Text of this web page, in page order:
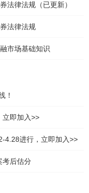
法律法规（已更新）
法律法规
市场基础知识
！
立即加入>>
4.28进行，立即加入>>
考后估分